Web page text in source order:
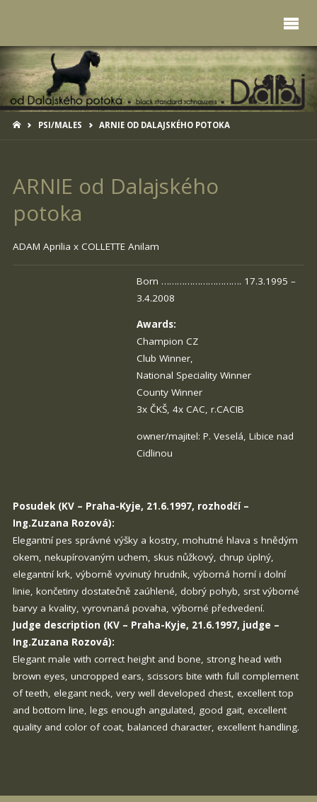
HOMEPSI/MALES ARNIE OD DALAJSKÉHO POTOKA
ARNIE od Dalajského
potoka
ADAM Aprilia x COLLETTE Anilam
Born …………………………. 17.3.1995 –
3.4.2008
Awards:
Champion CZ
Club Winner,
National Speciality Winner
County Winner
3x ČKŠ, 4x CAC, r.CACIB
owner/majitel: P. Veselá, Libice nad
Cidlinou
Posudek (KV – Praha-Kyje, 21.6.1997, rozhodčí –
Ing.Zuzana Rozová):
Elegantní pes správné výšky a kostry, mohutné hlava s hnědým
okem, nekupírovaným uchem, skus nůžkový, chrup úplný,
elegantní krk, výborně vyvinutý hrudník, výborná horní i dolní
linie, končetiny dostatečně zaúhlené, dobrý pohyb, srst výborné
barvy a kvality, vyrovnaná povaha, výborné předvedení.
Judge description (KV – Praha-Kyje, 21.6.1997, judge –
Ing.Zuzana Rozová):
Elegant male with correct height and bone, strong head with
brown eyes, uncropped ears, scissors bite with full complement
of teeth, elegant neck, very well developed chest, excellent top
and bottom line, legs enough angulated, good gait, excellent
quality and color of coat, balanced character, excellent handling.